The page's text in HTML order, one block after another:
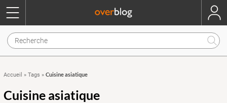
Accueil » Tags » Cuisine asiatique
Cuisine asiatique